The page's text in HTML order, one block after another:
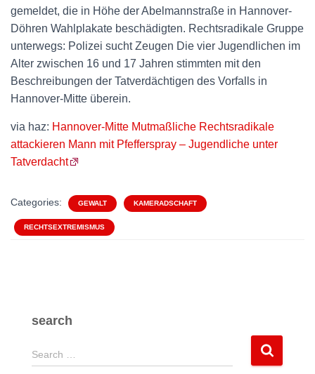
gemeldet, die in Höhe der Abelmannstraße in Hannover-
Döhren Wahlplakate beschädigten. Rechtsradikale Gruppe
unterwegs: Polizei sucht Zeugen Die vier Jugendlichen im
Alter zwischen 16 und 17 Jahren stimmten mit den
Beschreibungen der Tatverdächtigen des Vorfalls in
Hannover-Mitte überein.
via haz: Hannover-Mitte Mutmaßliche Rechtsradikale
attackieren Mann mit Pfefferspray – Jugendliche unter
Tatverdacht
Categories: GEWALT KAMERADSCHAFT
RECHTSEXTREMISMUS
search
S
e
Search …